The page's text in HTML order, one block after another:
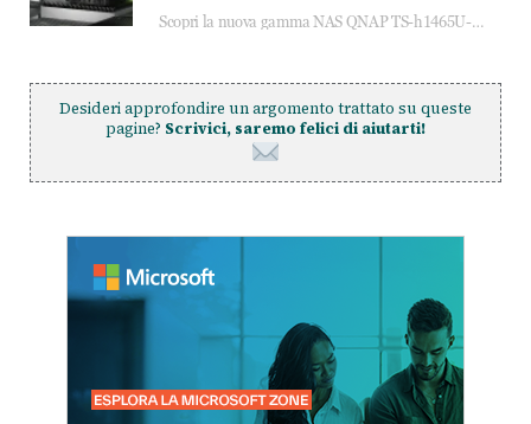
Scopri la nuova gamma NAS QNAP TS-h1465U-RP, TS-h1065eU e TS-h665U: storage aziendale con ZFS, DDR5, E1.S NVMe e connettività 2.5GbE per backup, virtualizzazione e cybersecurity.
Desideri approfondire un argomento trattato su queste
pagine? Scrivici, saremo felici di aiutarti!